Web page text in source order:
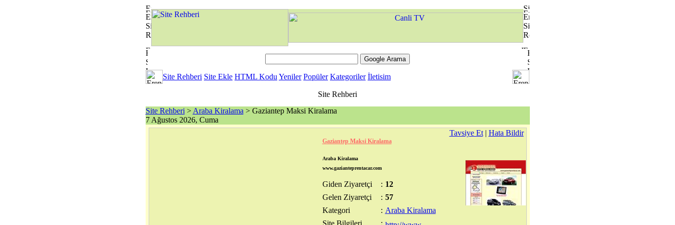
Site Rehberi Site Ekle HTML Kodu Yeniler Popüler Kategoriler İletisim
Site Rehberi
Site Rehberi > Araba Kiralama > Gaziantep Maksi Kiralama
7 Ağustos 2026, Cuma
Tavsiye Et| Hata Bildir
Gaziantep Maksi Kiralama
Araba Kiralama
www.gazianteprentacar.com
Giden Ziyaretçi : 12
Gelen Ziyaretçi
: 57
Kategori
: Araba Kiralama
Site Bilgileri
: